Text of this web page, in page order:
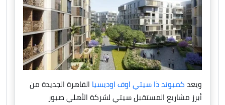
ويعد كمبوند ذا سيتي اوف اوديسيا
القاهرة الجديدة من
أبرز مشاريع المستقبل سيتي لشركة الأهلي صبور